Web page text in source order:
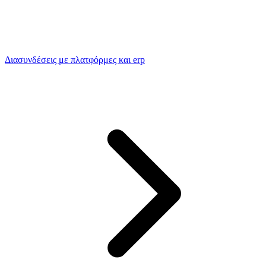
Διασυνδέσεις με πλατφόρμες και erp